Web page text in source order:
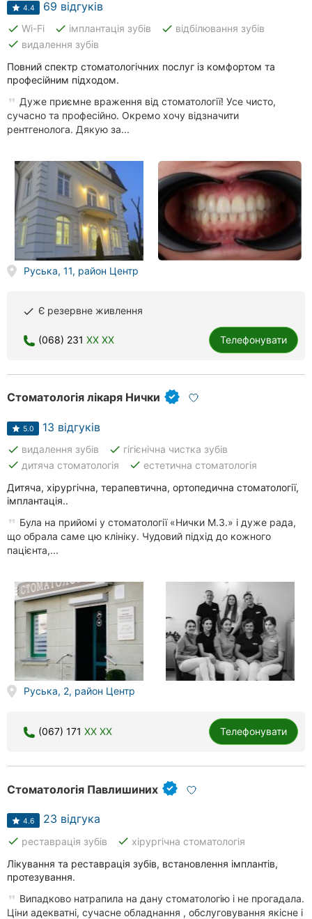
4.4 69 відгуків
done Wi-Fi done імплантація зубів done відбілювання зубів
done видалення зубів
Повний спектр стоматологічних послуг із комфортом та
професійним підходом.
Дуже приємне враження від стоматології! Усе чисто,
сучасно та професійно. Окремо хочу відзначити
рентгенолога. Дякую за...
Руська, 11, район Центр
done Є резервне живлення
(068) 231 XX XX Телефонувати
Стоматологія лікаря Нички
5.0 13 відгуків
done видалення зубів done гігієнічна чистка зубів
done дитяча стоматологія done естетична стоматологія
Дитяча, хірургічна, терапевтична, ортопедична стоматології,
імплантація..
Була на прийомі у стоматології «Нички М.З.» і дуже рада,
що обрала саме цю клініку. Чудовий підхід до кожного
пацієнта,...
Руська, 2, район Центр
(067) 171 XX XX Телефонувати
Стоматологія Павлишиних
4.6 23 відгука
done реставрація зубів done хірургічна стоматологія
Лікування та реставрація зубів, встановлення імплантів,
протезування.
Випадково натрапила на дану стоматологію і не прогадала.
Ціни адекватні, сучасне обладнання , обслуговування якісне і